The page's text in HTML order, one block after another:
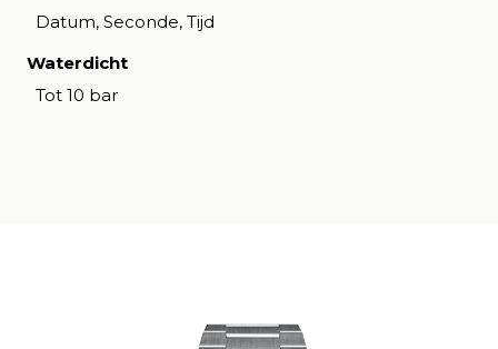
Datum, Seconde, Tijd
Waterdicht
Tot 10 bar